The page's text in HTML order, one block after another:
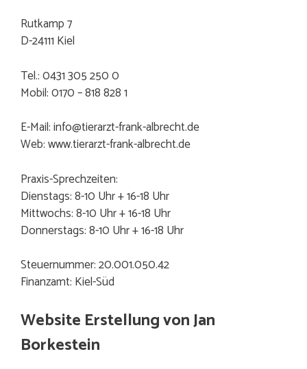
Rutkamp 7
D-24111 Kiel
Tel.: 0431 305 250 0
Mobil: 0170 – 818 828 1
E-Mail: info@tierarzt-frank-albrecht.de
Web: www.tierarzt-frank-albrecht.de
Praxis-Sprechzeiten:
Dienstags: 8-10 Uhr + 16-18 Uhr
Mittwochs: 8-10 Uhr + 16-18 Uhr
Donnerstags: 8-10 Uhr + 16-18 Uhr
Steuernummer: 20.001.050.42
Finanzamt: Kiel-Süd
Website Erstellung von Jan
Borkestein